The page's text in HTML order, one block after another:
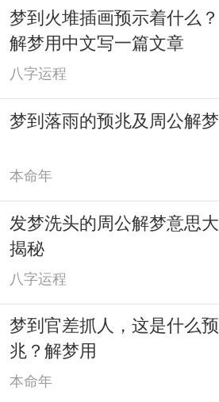
梦到火堆插画预示着什么？
解梦用中文写一篇文章
八字运程
梦到落雨的预兆及周公解梦
本命年
发梦洗头的周公解梦意思大
揭秘
八字运程
梦到官差抓人，这是什么预
兆？解梦用
本命年